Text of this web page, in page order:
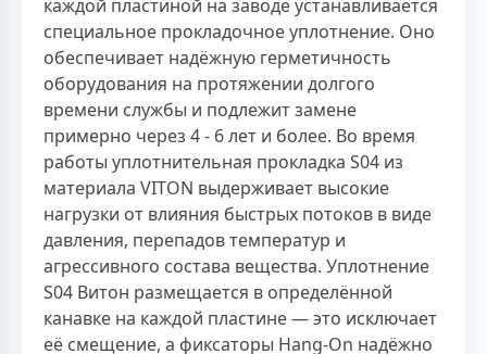
каждой пластиной на заводе устанавливается
специальное прокладочное уплотнение. Оно
обеспечивает надёжную герметичность
оборудования на протяжении долгого
времени службы и подлежит замене
примерно через 4 - 6 лет и более. Во время
работы уплотнительная прокладка S04 из
материала VITON выдерживает высокие
нагрузки от влияния быстрых потоков в виде
давления, перепадов температур и
агрессивного состава вещества. Уплотнение
S04 Витон размещается в определённой
канавке на каждой пластине — это исключает
её смещение, а фиксаторы Hang-On надёжно